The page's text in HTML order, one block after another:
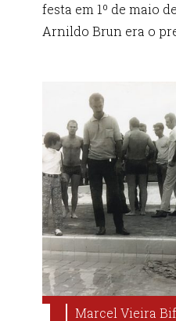
festa em 1º de maio
Arnildo Brun era o
Marcel Vieira